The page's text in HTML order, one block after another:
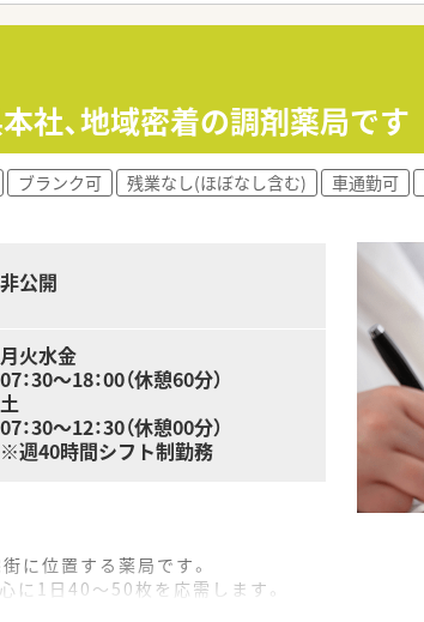
社、地域密着の調剤薬局です
ブランク可 残業なし(ほぼなし含む) 車通勤可
非公開
月火水金
07：30～18：00（休憩60分）
土
07：30～12：30（休憩00分）
※週40時間シフト制勤務
に位置する薬局です。
に1日40～50枚を応需します。